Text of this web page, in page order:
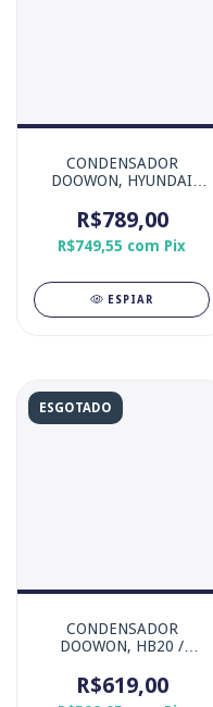
CONDENSADOR
DOOWON, HYUNDAI
R$789,00
R$749,55 com Pix
ESPIAR
ESGOTADO
CONDENSADOR
DOOWON, HB20 /
2019 / HB20 / HB20S 1.6
16v 2012-2019 /
R$619,00